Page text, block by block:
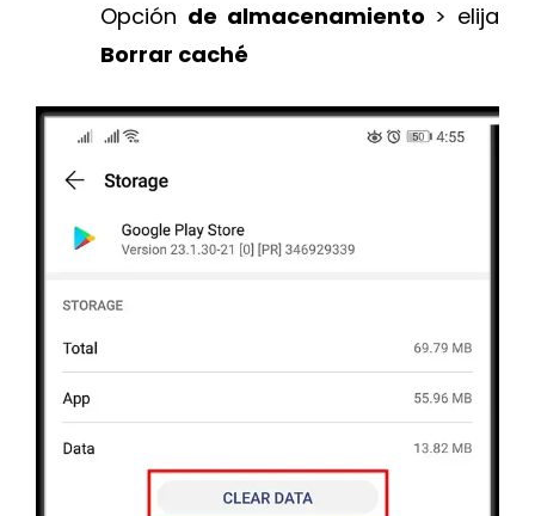
Opción de almacenamiento > elija
Borrar caché